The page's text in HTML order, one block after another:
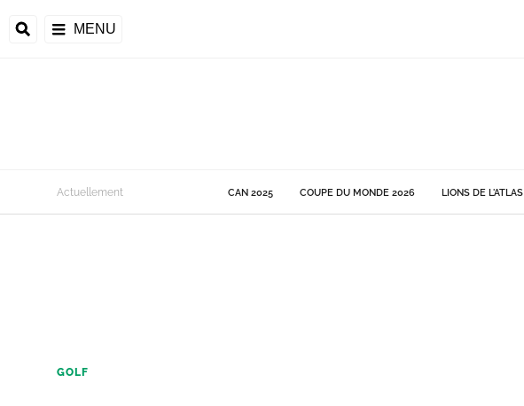
MENU
de la CAF
Actuellement CAN 2025 COUPE DU MONDE 2026 LIONS DE L'ATLAS
GOLF